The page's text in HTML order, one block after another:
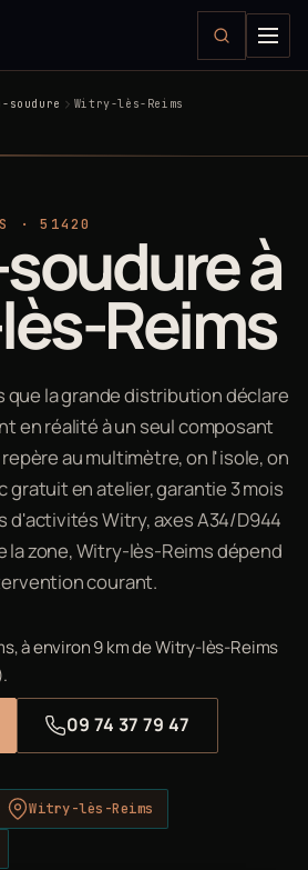
soudure Witry-lès-Reims
· 51420 à
Reims
que la grande distribution déclare
en réalité à un seul composant
au multimètre, on l'isole, on
gratuit en atelier, garantie 3 mois
d'activités Witry, axes A34/D944
la zone, Witry-lès-Reims dépend
courant.
à environ 9 km de Witry-lès-Reims
09 74 37 79 47
Witry-lès-Reims